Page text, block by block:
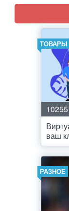
ТОВАРЫ
10255
ваш
РАЗНОЕ